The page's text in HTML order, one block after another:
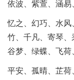
依波、紫萱、涵易
忆之、幻巧、水
竹、千凡、寄琴、
谷梦、绿蝶、飞荷
平安、孤晴、芷